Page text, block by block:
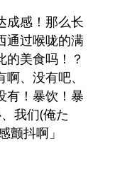
成感！那么长
通过喉咙的满
的美食吗！？
、没有吧、
有！暴饮！暴
我们(俺た
颤抖啊」